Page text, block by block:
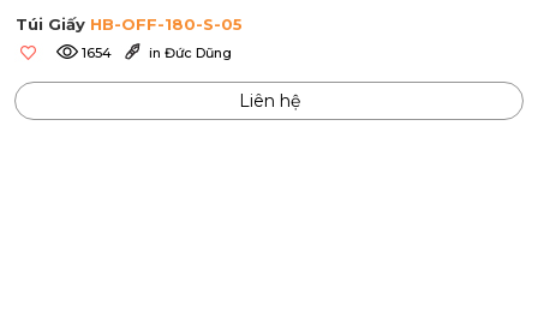
Túi Giấy HB-OFF-180-S-05
1654 in Đức Dũng
Liên hệ